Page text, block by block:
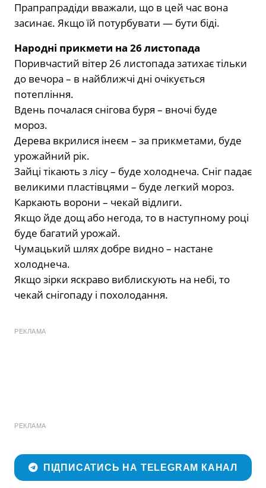
Прапрапрадіди вважали, що в цей час вона
засинає. Якщо їй потурбувати — бути біді.
Народні прикмети на 26 листопада
Поривчастий вітер 26 листопада затихає тільки
до вечора – в найближчі дні очікується
потепління.
Вдень почалася снігова буря – вночі буде
мороз.
Дерева вкрилися інеєм – за прикметами, буде
урожайний рік.
Зайці тікають з лісу – буде холоднеча. Сніг падає
великими пластівцями – буде легкий мороз.
Каркають ворони – чекай відлиги.
Якщо йде дощ або негода, то в наступному році
буде багатий урожай.
Чумацький шлях добре видно – настане
холоднеча.
Якщо зірки яскраво виблискують на небі, то
чекай снігопаду і похолодання.
РЕКЛАМА
РЕКЛАМА
ПІДПИСАТИСЬ НА TELEGRAM КАНАЛ